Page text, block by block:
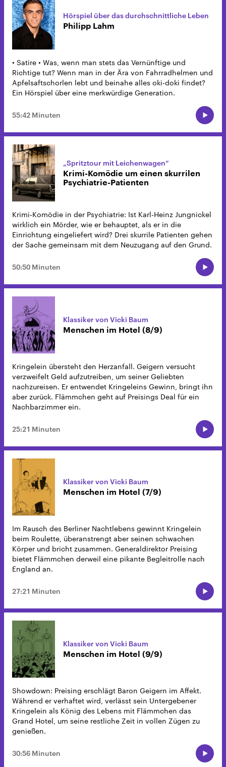
Hörspiel über das durchschnittliche Leben
Philipp Lahm
• Satire • Was, wenn man stets das Vernünftige und
Richtige tut? Wenn man in der Ära von Fahrradhelmen und
Apfelsaftschorlen lebt und beinahe alles oki-doki findet?
Ein Hörspiel über eine merkwürdige Generation.
55:42 Minuten
„Spritztour mit Leichenwagen“
Krimi-Komödie um einen skurrilen
Psychiatrie-Patienten
Krimi-Komödie in der Psychiatrie: Ist Karl-Heinz Jungnickel
wirklich ein Mörder, wie er behauptet, als er in die
Einrichtung eingeliefert wird? Drei skurrile Patienten gehen
der Sache gemeinsam mit dem Neuzugang auf den Grund.
50:50 Minuten
Klassiker von Vicki Baum
Menschen im Hotel (8/9)
Kringelein übersteht den Herzanfall. Geigern versucht
verzweifelt Geld aufzutreiben, um seiner Geliebten
nachzureisen. Er entwendet Kringeleins Gewinn, bringt ihn
aber zurück. Flämmchen geht auf Preisings Deal für ein
Nachbarzimmer ein.
25:21 Minuten
Klassiker von Vicki Baum
Menschen im Hotel (7/9)
Im Rausch des Berliner Nachtlebens gewinnt Kringelein
beim Roulette, überanstrengt aber seinen schwachen
Körper und bricht zusammen. Generaldirektor Preising
bietet Flämmchen derweil eine pikante Begleitrolle nach
England an.
27:21 Minuten
Klassiker von Vicki Baum
Menschen im Hotel (9/9)
Showdown: Preising erschlägt Baron Geigern im Affekt.
Während er verhaftet wird, verlässt sein Untergebener
Kringelein als König des Lebens mit Flämmchen das
Grand Hotel, um seine restliche Zeit in vollen Zügen zu
genießen.
30:56 Minuten